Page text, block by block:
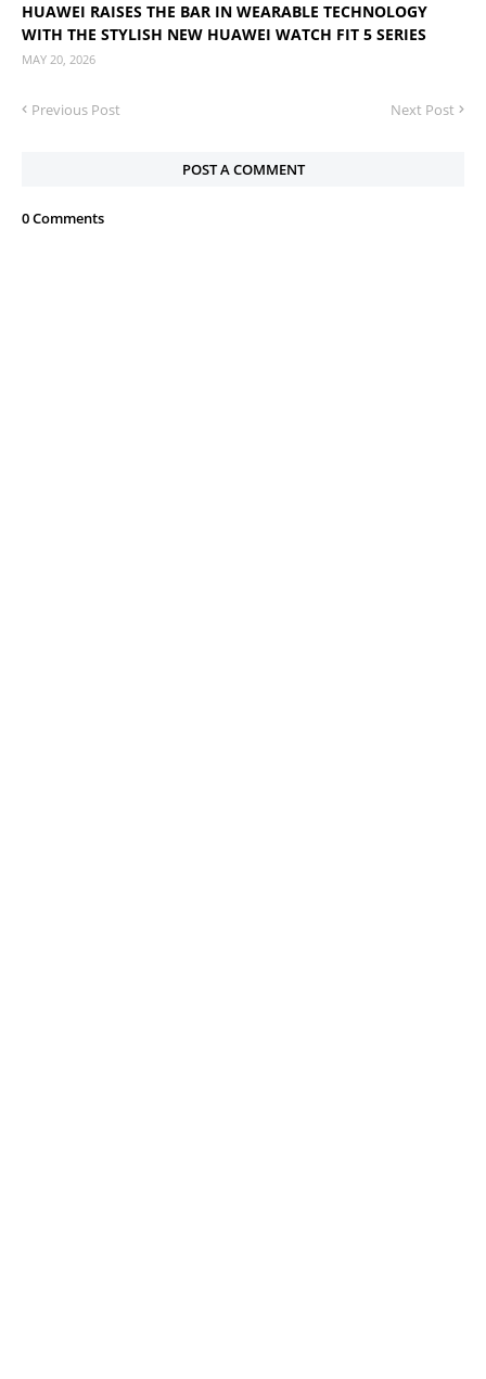
HUAWEI RAISES THE BAR IN WEARABLE TECHNOLOGY
WITH THE STYLISH NEW HUAWEI WATCH FIT 5 SERIES
MAY 20, 2026
Previous Post Next Post
POST A COMMENT
0 Comments